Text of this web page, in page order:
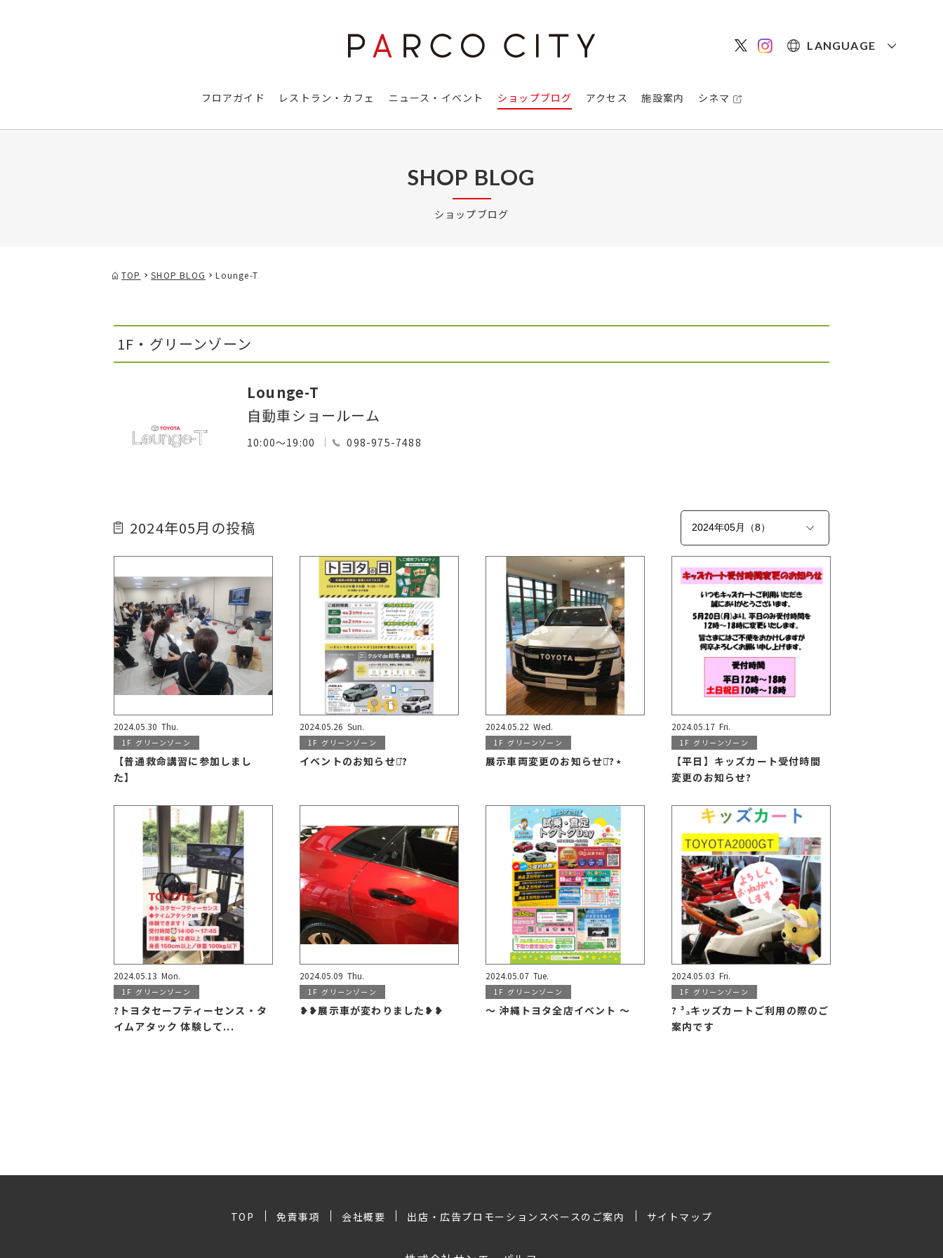
LANGUAGE
フロアガイド レストラン・カフェ ニュース・イベント ショップブログ アクセス 施設案内 シネマ
SHOP BLOG
ショップブログ
TOP SHOP BLOG Lounge-T
1F・グリーンゾーン
Lounge-T
自動車ショールーム
10:00～19:00 098-975-7488
2024年05月の投稿
2024.05.30 Thu.
1F グリーンゾーン
【普通救命講習に参加しまし
た】
2024.05.26 Sun.
1F グリーンゾーン
イベントのお知らせ⋆͛?
2024.05.22 Wed.
1F グリーンゾーン
展示車両変更のお知らせ⋆͛?⋆
2024.05.17 Fri.
1F グリーンゾーン
【平日】キッズカート受付時間
変更のお知らせ?
2024.05.13 Mon.
1F グリーンゾーン
?トヨタセーフティーセンス・タ
イムアタック 体験して...
2024.05.09 Thu.
1F グリーンゾーン
❥❥展示車が変わりました❥❥
2024.05.07 Tue.
1F グリーンゾーン
～ 沖縄トヨタ全店イベント ～
2024.05.03 Fri.
1F グリーンゾーン
? ³₃キッズカートご利用の際のご
案内です
TOP 免責事項 会社概要 出店・広告プロモーションスペースのご案内 サイトマップ